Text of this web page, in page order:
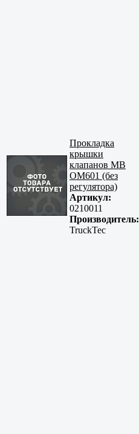
Прокладка
крышки
клапанов MB
OM601 (без
регулятора)
Артикул:
0210011
Производитель:
TruckTec